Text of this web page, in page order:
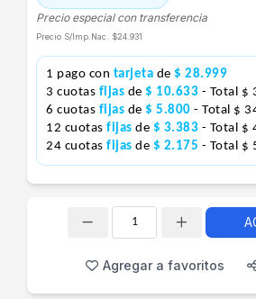
Precio especial con transferencia
Precio S/Imp.Nac. $24.931
1 pago con tarjeta de $ 28.999
3 cuotas fijas de $ 10.633 - Total $
6 cuotas fijas de $ 5.800 - Total $
12 cuotas fijas de $ 3.383 - Total $
24 cuotas fijas de $ 2.175 - Total $
Agregar a favoritos